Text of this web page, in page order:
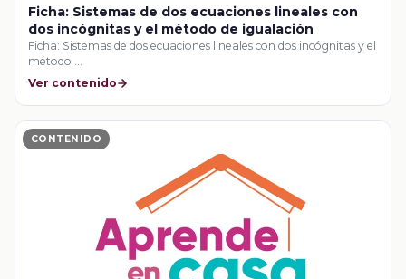
Ficha: Sistemas de dos ecuaciones lineales con
dos incógnitas y el método de igualación
Ficha: Sistemas de dos ecuaciones lineales con dos incógnitas y el
método …
Ver contenido
CONTENIDO